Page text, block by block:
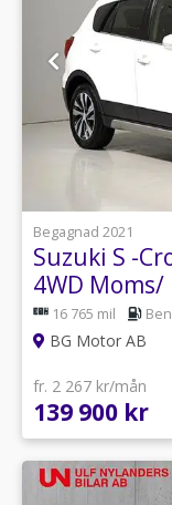
Begagnad 2021
Suzuki S -
4WD Moms/
16 765 mil
BG Motor AB
fr. 2 267 kr/mån
139 900 kr